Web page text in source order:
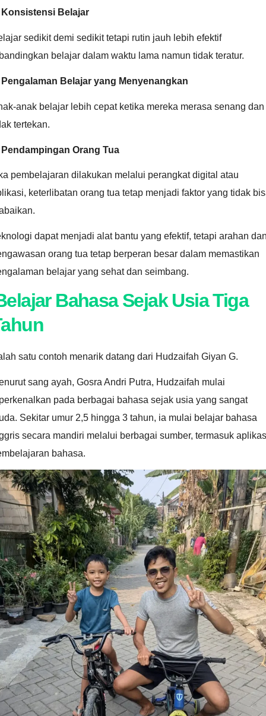
Konsistensi Belajar
sedikit demi sedikit tetapi rutin jauh lebih efektif
belajar dalam waktu lama namun tidak teratur.
Pengalaman Belajar yang Menyenangkan
anak belajar lebih cepat ketika mereka merasa senang dan
tertekan.
Pendampingan Orang Tua
pembelajaran dilakukan melalui perangkat digital atau
keterlibatan orang tua tetap menjadi faktor yang tidak
dapat menjadi alat bantu yang efektif, tetapi arahan
orang tua tetap berperan besar dalam memastikan
belajar yang sehat dan seimbang.
Bahasa Sejak Usia Tiga
satu contoh menarik datang dari Hudzaifah Giyan G.
sang ayah, Gosra Andri Putra, Hudzaifah mulai
pada berbagai bahasa sejak usia yang sangat
Sekitar umur 2,5 hingga 3 tahun, ia mulai belajar bahasa
secara mandiri melalui berbagai sumber, termasuk
bahasa.